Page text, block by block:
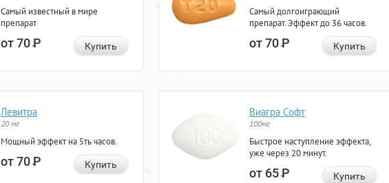
Самый известный в мире
препарат
от 70Р Купить
Самый долгоиграющий
препарат. Эффект до 36 часов.
от 70Р Купить
Левитра
20 мг
Мощный эффект на 5ть часов.
от 70Р Купить
Виагра Софт
100мг
Быстрое наступление эффекта,
уже через 20 минут.
от 65Р Купить